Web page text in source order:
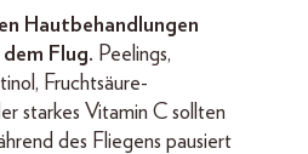
Hautbehandlungen
Flug. Peelings,
Fruchtsäure-
starkes Vitamin C sollten
des Fliegens pausiert